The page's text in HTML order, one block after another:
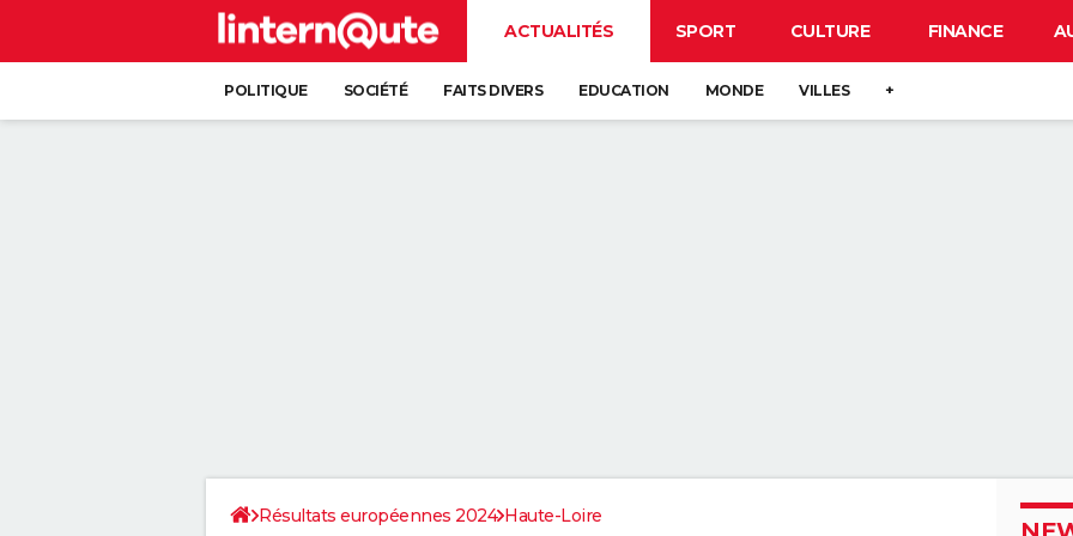
ACTUALITÉS SPORT CULTURE FINANCE
POLITIQUE SOCIÉTÉ FAITS DIVERS EDUCATION MONDE VILLES +
Résultats européennes 2024 Haute-Loire